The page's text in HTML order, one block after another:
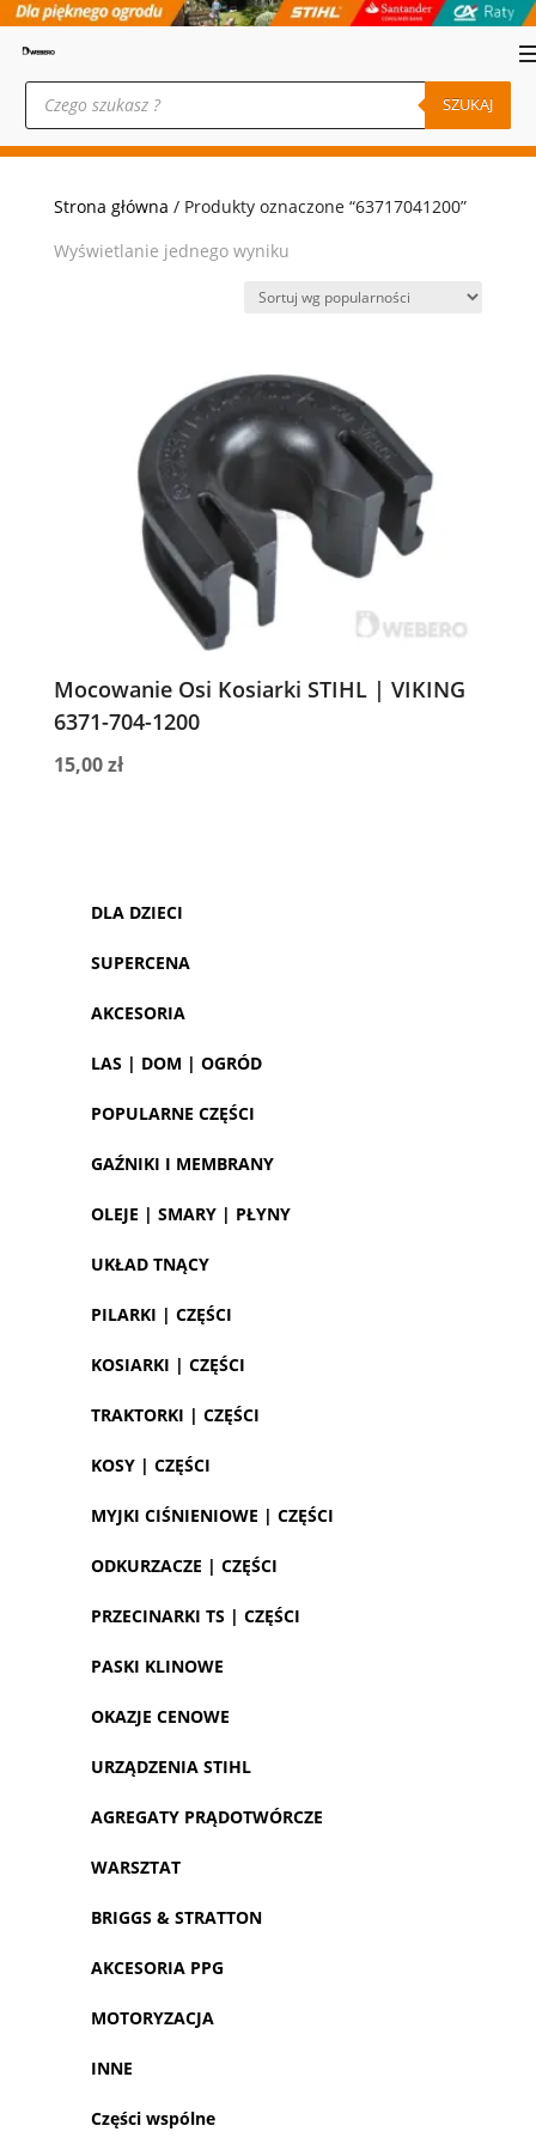
Wyszukiwarka
produktów SZUKAJ
Strona główna / Produkty oznaczone “63717041200”
Wyświetlanie jednego wyniku
Mocowanie Osi Kosiarki STIHL | VIKING
6371-704-1200
15,00zł
DLA DZIECI
SUPERCENA
AKCESORIA
LAS | DOM | OGRÓD
POPULARNE CZĘŚCI
GAŹNIKI I MEMBRANY
OLEJE | SMARY | PŁYNY
UKŁAD TNĄCY
PILARKI | CZĘŚCI
KOSIARKI | CZĘŚCI
TRAKTORKI | CZĘŚCI
KOSY | CZĘŚCI
MYJKI CIŚNIENIOWE | CZĘŚCI
ODKURZACZE | CZĘŚCI
PRZECINARKI TS | CZĘŚCI
PASKI KLINOWE
OKAZJE CENOWE
URZĄDZENIA STIHL
AGREGATY PRĄDOTWÓRCZE
WARSZTAT
BRIGGS & STRATTON
AKCESORIA PPG
MOTORYZACJA
INNE
Części wspólne